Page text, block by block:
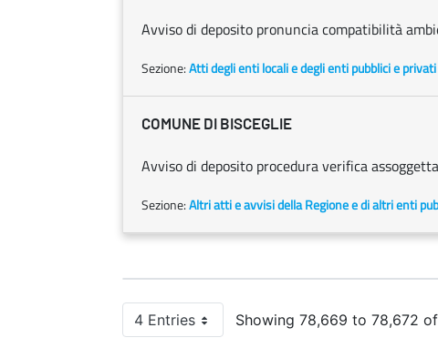
Avviso di deposito pronuncia compatibilità
Sezione:Atti degli enti locali e degli enti pubblici e privati
COMUNE DI BISCEGLIE
Avviso di deposito procedura verifica
Sezione:Altri atti e avvisi della Regione e di altri enti
4 EntriesPer PageShowing 78,669 to 78,672